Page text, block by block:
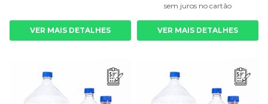
VER MAIS DETALHES
sem juros no cartão
VER MAIS DETALHES